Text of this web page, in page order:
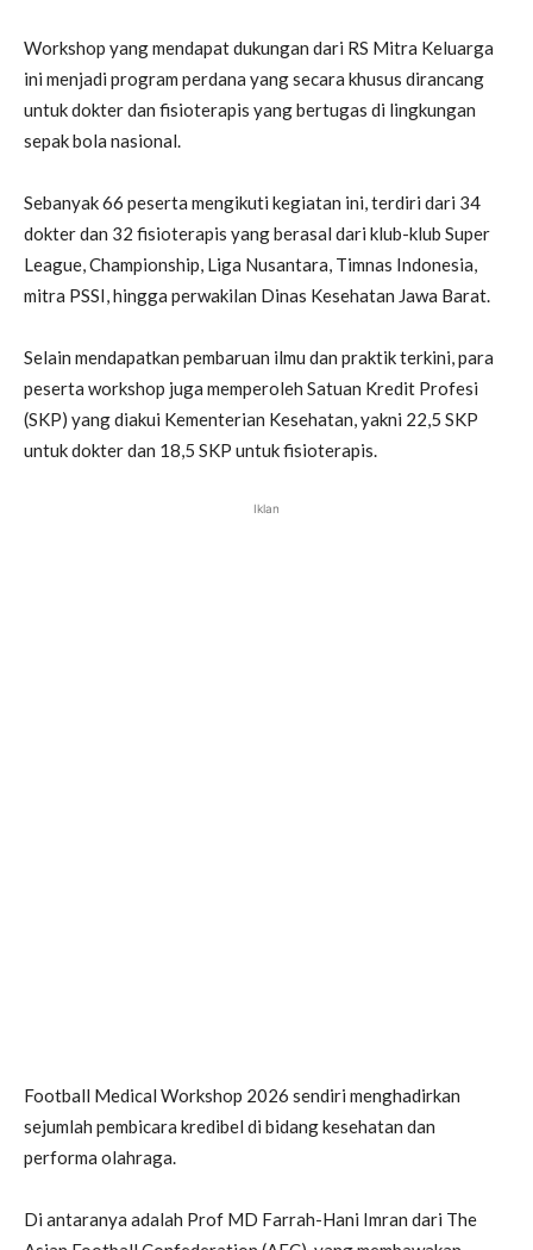
Workshop yang mendapat dukungan dari RS Mitra Keluarga
ini menjadi program perdana yang secara khusus dirancang
untuk dokter dan fisioterapis yang bertugas di lingkungan
sepak bola nasional.
Sebanyak 66 peserta mengikuti kegiatan ini, terdiri dari 34
dokter dan 32 fisioterapis yang berasal dari klub-klub Super
League, Championship, Liga Nusantara, Timnas Indonesia,
mitra PSSI, hingga perwakilan Dinas Kesehatan Jawa Barat.
Selain mendapatkan pembaruan ilmu dan praktik terkini, para
peserta workshop juga memperoleh Satuan Kredit Profesi
(SKP) yang diakui Kementerian Kesehatan, yakni 22,5 SKP
untuk dokter dan 18,5 SKP untuk fisioterapis.
Iklan
Football Medical Workshop 2026 sendiri menghadirkan
sejumlah pembicara kredibel di bidang kesehatan dan
performa olahraga.
Di antaranya adalah Prof MD Farrah-Hani Imran dari The